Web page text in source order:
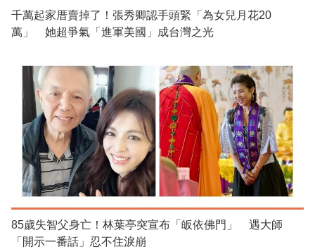
千萬起家厝賣掉了！張秀卿認手頭緊「為女兒月花20
萬」 她超爭氣「進軍美國」成台灣之光
85歲失智父身亡！林葉亭突宣布「皈依佛門」 遇大師
「開示一番話」忍不住淚崩